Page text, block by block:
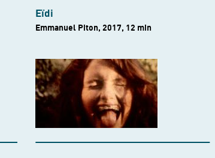
Eïdi
Emmanuel Piton, 2017, 12 min